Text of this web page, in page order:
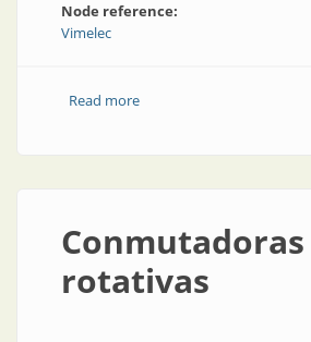
Node reference:
Vimelec
Read moreabout Ensayo y
Conmutadoras
rotativas